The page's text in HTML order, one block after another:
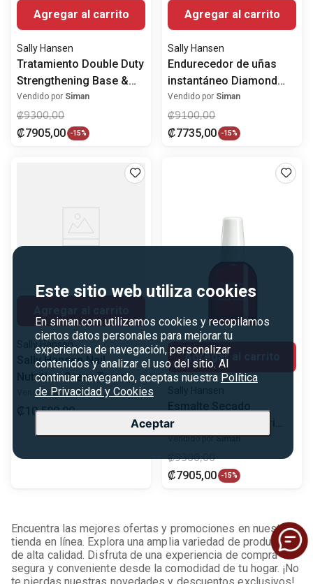
Este sitio web utiliza cookies
En siman.com utilizamos cookies y recopilamos
ciertos datos personales para mejorar tu
experiencia de navegación, personalizar
contenidos y analizar el uso del sitio. Al
continuar navegando, aceptas nuestra Política
de Privacidad y Cookies
Aceptar
Agregar al carrito
Sally Hansen
Tratamiento Double Duty
Strengthening Base &
Top Coat
Vendido por Siman
₡9300,00
₡7905,00 -15%
Agregar al carrito
Sally Hansen
Endurecedor de uñas
instantáneo Diamond
Strength Nail Hardender
Vendido por Siman
₡9100,00
₡7735,00 -15%
Sally Hansen
Sally Hansen Nail
Nutrition Green Tea +
Bamboo Strength
Vendido porSiman
10 500,00
Agregar al carrito
Instantáneo Insta-Dri
Anti Chip Top Coat
Vendido porSiman
₡9300,00
₡7905,00 -15%
Encuentra las mejores ofertas y promociones en nuestra
tienda en línea. Explora una amplia variedad de productos
de alta calidad. Disfruta de una experiencia de compra
segura y conveniente desde la comodidad de tu hogar. ¡No
te pierdas nuestras novedades y descuentos exclusivos!